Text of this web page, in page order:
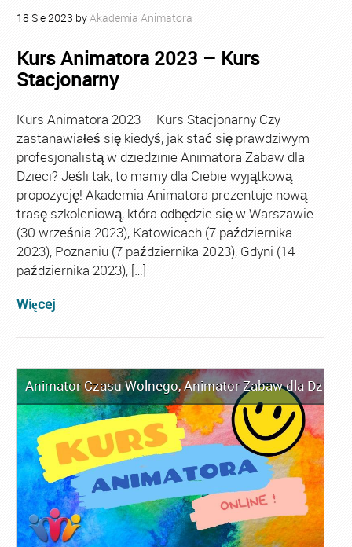
18 Sie2023 byAkademia Animatora
Kurs Animatora 2023 – Kurs
Stacjonarny
Kurs Animatora 2023 – Kurs Stacjonarny Czy
zastanawiałeś się kiedyś, jak stać się prawdziwym
profesjonalistą w dziedzinie Animatora Zabaw dla
Dzieci? Jeśli tak, to mamy dla Ciebie wyjątkową
propozycję! Akademia Animatora prezentuje nową
trasę szkoleniową, która odbędzie się w Warszawie
(30 września 2023), Katowicach (7 października
2023), Poznaniu (7 października 2023), Gdyni (14
października 2023), […]
Więcej
Animator Czasu Wolnego,Animator Zabaw dla Dzieci